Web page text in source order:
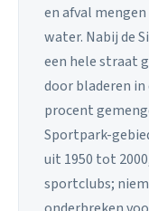
en afval
water. Nabij de
een hele straat
door bladeren
procent
Sportpark-
uit 1950 tot
sportclubs;